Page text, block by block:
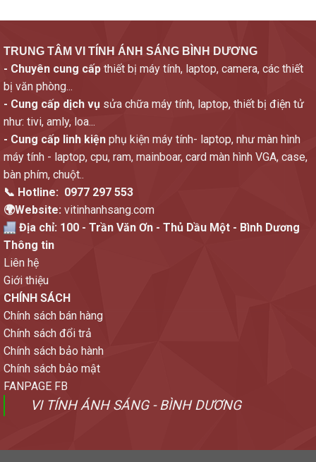
TRUNG TÂM VI TÍNH ÁNH SÁNG BÌNH DƯƠNG
- Chuyên cung cấp thiết bị máy tính, laptop, camera, các thiết
bị văn phòng...
- Cung cấp dịch vụ sửa chữa máy tính, laptop, thiết bị điện tử
như: tivi, amly, loa...
- Cung cấp linh kiện phụ kiện máy tính- laptop, như màn hình
máy tính - laptop, cpu, ram, mainboar, card màn hình VGA, case,
bàn phím, chuột..
📞 Hotline: 0977 297 553
🌍Website: vitinhanhsang.com
Địa chỉ: 100 - Trần Văn Ơn - Thủ Dầu Một - Bình Dương
Thông tin
Liên hệ
Giới thiệu
CHÍNH SÁCH
Chính sách bán hàng
Chính sách đổi trả
Chính sách bảo hành
Chính sách bảo mật
FANPAGE FB
VI TÍNH ÁNH SÁNG - BÌNH DƯƠNG